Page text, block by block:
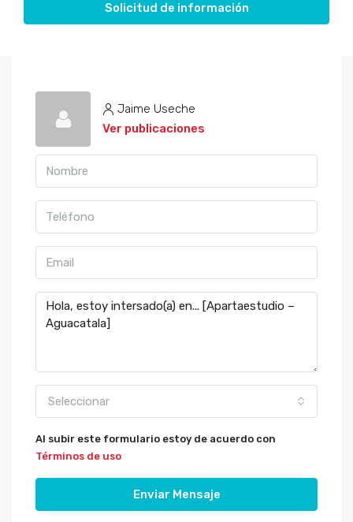
Solicitud de información
Jaime Useche
Ver publicaciones
Seleccionar
Al subir este formulario estoy de acuerdo con
Términos de uso
Enviar Mensaje